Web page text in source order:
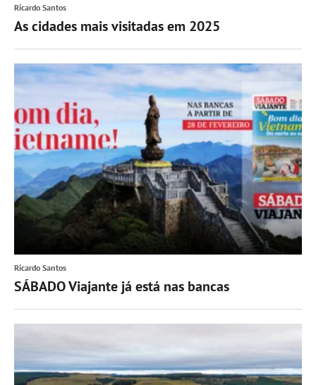
Ricardo Santos
As cidades mais visitadas em 2025
Ricardo Santos
SÁBADO Viajante já está nas bancas